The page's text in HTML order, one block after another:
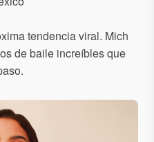
tendencia viral. Mich
de baile increíbles que